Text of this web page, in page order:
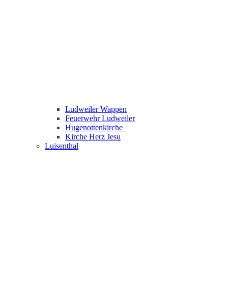
Ludweiler Wappen
Feuerwehr Ludweiler
Hugenottenkirche
Kirche Herz Jesu
Luisenthal